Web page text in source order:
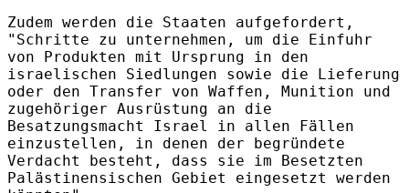
Zudem werden die Staaten aufgefordert,
"Schritte zu unternehmen, um die Einfuhr
von Produkten mit Ursprung in den
israelischen Siedlungen sowie die Lieferung
oder den Transfer von Waffen, Munition und
zugehöriger Ausrüstung an die
Besatzungsmacht Israel in allen Fällen
einzustellen, in denen der begründete
Verdacht besteht, dass sie im Besetzten
Palästinensischen Gebiet eingesetzt werden